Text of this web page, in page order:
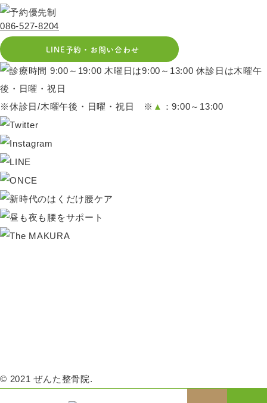
086-527-8204
LINE予約・お問い合わせ
※休診日/木曜午後・日曜・祝日 ※ ▲ ：9:00～13:00
© 2021 ぜんた整骨院.